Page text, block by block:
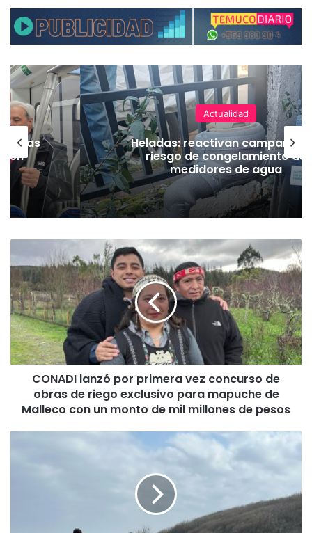
vías
Actualidad
Heladas: reactivan campaña
riesgo de congelamiento de
medidores de agua
A
D
I
l
a
n
CONADI lanzó por primera vez concurso de
obras de riego exclusivo para mapuche de
Malleco con un monto de mil millones de pesos